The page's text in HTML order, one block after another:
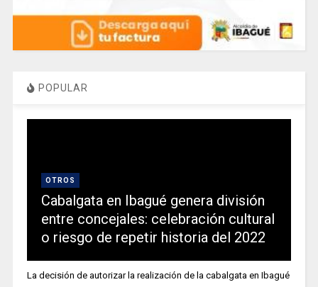
POPULAR
OTROS
Cabalgata en Ibagué genera división
entre concejales: celebración cultural
o riesgo de repetir historia del 2022
La decisión de autorizar la realización de la cabalgata en Ibagué